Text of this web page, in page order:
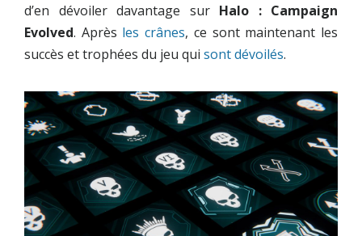
d’en dévoiler davantage sur Halo : Campaign
Evolved. Après les crânes, ce sont maintenant les
succès et trophées du jeu qui sont dévoilés.